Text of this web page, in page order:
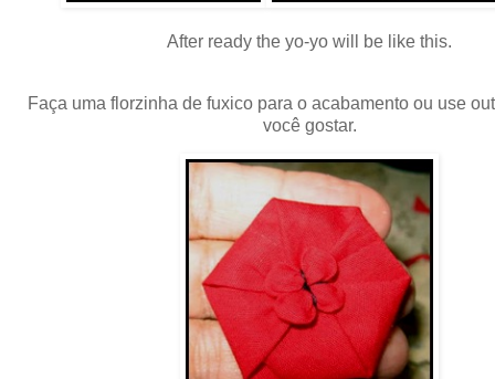
After ready the yo-yo will be like this.
Faça uma florzinha de fuxico para o acabamento ou use
você gostar.